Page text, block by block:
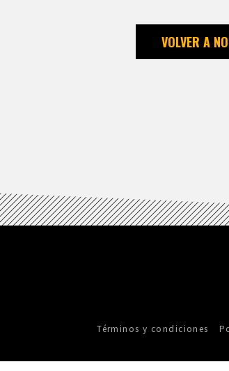
VOLVER A
Términos y condiciones